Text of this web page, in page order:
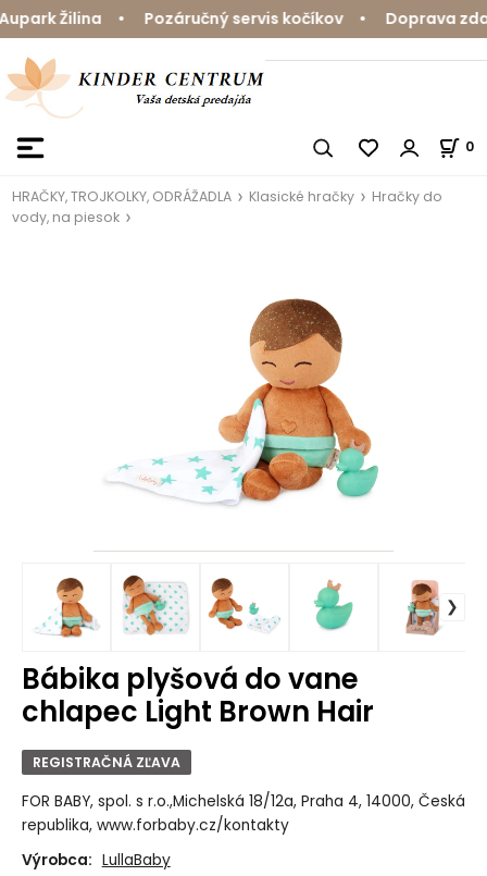
Žilina • Pozáručný servis kočíkov • Doprava
0
HRAČKY, TROJKOLKY, ODRÁŽADLA Klasické hračky
Hračky do
vody, na piesok
Bábika plyšová do vane
chlapec Light Brown Hair
REGISTRAČNÁ ZĽAVA
FOR BABY, spol. s r.o.,Michelská 18/12a, Praha 4, 14000, Česká
republika, www.forbaby.cz/kontakty
Výrobca: LullaBaby